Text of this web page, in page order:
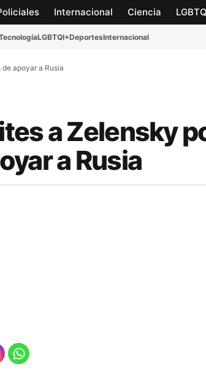
Internacional Ciencia
LGBTQI+DeportesInternacional
apoyar a Rusia
a Zelensky
a Rusia